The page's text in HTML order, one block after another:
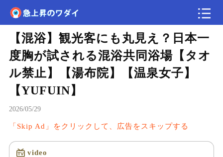
【混浴】観光客にも丸見え？日本一
度胸が試される混浴共同浴場【タオ
ル禁止】【湯布院】【温泉女子】
【YUFUIN】
2026/05/29
「Skip Ad」をクリックして、広告をスキップする
video
速報